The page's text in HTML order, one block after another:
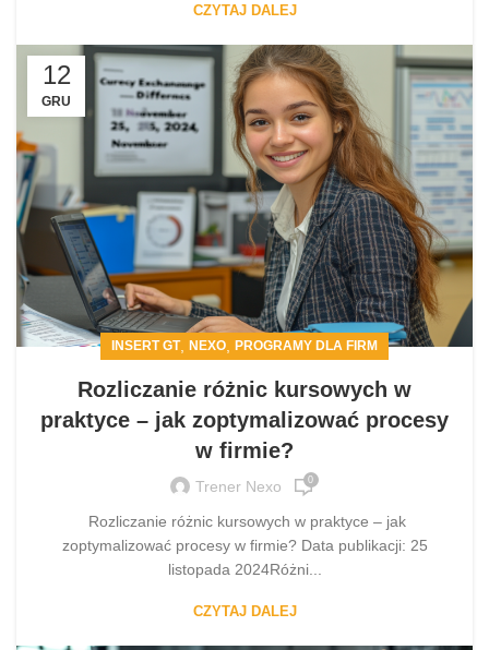
CZYTAJ DALEJ
12
GRU
INSERT GT, NEXO PROGRAMY DLA FIRM
Rozliczanie różnic kursowych w
praktyce – jak zoptymalizować procesy
w firmie?
Trener Nexo 0
Rozliczanie różnic kursowych w praktyce – jak
zoptymalizować procesy w firmie? Data publikacji: 25
listopada 2024Różni...
CZYTAJ DALEJ